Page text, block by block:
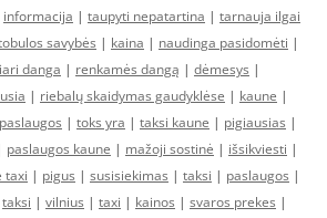
informacija | taupyti nepatartina | tarnauja ilgai
savybės | kaina | naudinga pasidomėti |
danga | renkamės dangą | dėmesys |
| riebalų skaidymas gaudyklėse | kaune |
| toks yra | taksi kaune | pigiausias |
paslaugos kaune | mažoji sostinė | išsikviesti |
taxi | pigus | susisiekimas | taksi | paslaugos |
taksi | vilnius | taxi | kainos | svaros prekes |